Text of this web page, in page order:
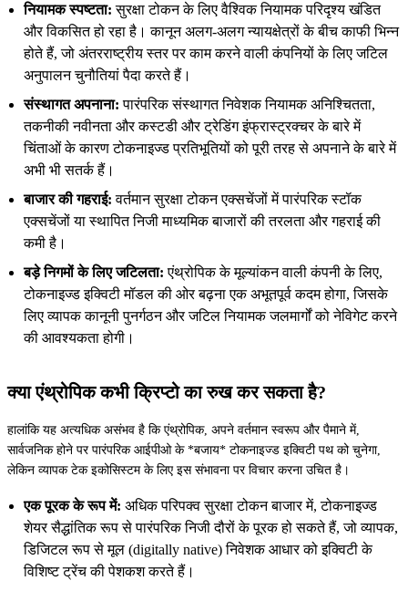
नियामक स्पष्टता: सुरक्षा टोकन के लिए वैश्विक नियामक परिदृश्य खंडित
और विकसित हो रहा है। कानून अलग-अलग न्यायक्षेत्रों के बीच काफी भिन्न
होते हैं, जो अंतरराष्ट्रीय स्तर पर काम करने वाली कंपनियों के लिए जटिल
अनुपालन चुनौतियां पैदा करते हैं।
संस्थागत अपनाना: पारंपरिक संस्थागत निवेशक नियामक अनिश्चितता,
तकनीकी नवीनता और कस्टडी और ट्रेडिंग इंफ्रास्ट्रक्चर के बारे में
चिंताओं के कारण टोकनाइज्ड प्रतिभूतियों को पूरी तरह से अपनाने के बारे में
अभी भी सतर्क हैं।
बाजार की गहराई: वर्तमान सुरक्षा टोकन एक्सचेंजों में पारंपरिक स्टॉक
एक्सचेंजों या स्थापित निजी माध्यमिक बाजारों की तरलता और गहराई की
कमी है।
बड़े निगमों के लिए जटिलता: एंथ्रोपिक के मूल्यांकन वाली कंपनी के लिए,
टोकनाइज्ड इक्विटी मॉडल की ओर बढ़ना एक अभूतपूर्व कदम होगा, जिसके
लिए व्यापक कानूनी पुनर्गठन और जटिल नियामक जलमार्गों को नेविगेट करने
की आवश्यकता होगी।
क्या एंथ्रोपिक कभी क्रिप्टो का रुख कर सकता है?
हालांकि यह अत्यधिक असंभव है कि एंथ्रोपिक, अपने वर्तमान स्वरूप और पैमाने में,
सार्वजनिक होने पर पारंपरिक आईपीओ के *बजाय* टोकनाइज्ड इक्विटी पथ को चुनेगा,
लेकिन व्यापक टेक इकोसिस्टम के लिए इस संभावना पर विचार करना उचित है।
एक पूरक के रूप में: अधिक परिपक्व सुरक्षा टोकन बाजार में, टोकनाइज्ड
शेयर सैद्धांतिक रूप से पारंपरिक निजी दौरों के पूरक हो सकते हैं, जो व्यापक,
डिजिटल रूप से मूल (digitally native) निवेशक आधार को इक्विटी के
विशिष्ट ट्रेंच की पेशकश करते हैं।